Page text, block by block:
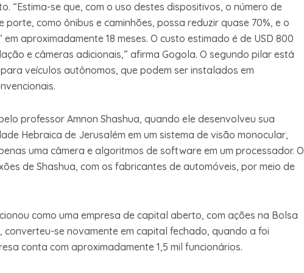
“Estima-se que, com o uso destes dispositivos, o número de
como ônibus e caminhões, possa reduzir quase 70%, e o
aproximadamente 18 meses. O custo estimado é de USD 800
e câmeras adicionais,” afirma Gogola. O segundo pilar está
veículos autônomos, que podem ser instalados em
professor Amnon Shashua, quando ele desenvolveu sua
Hebraica de Jerusalém em um sistema de visão monocular,
uma câmera e algoritmos de software em um processador. O
de Shashua, com os fabricantes de automóveis, por meio de
como uma empresa de capital aberto, com ações na Bolsa
converteu-se novamente em capital fechado, quando a foi
conta com aproximadamente 1,5 mil funcionários.